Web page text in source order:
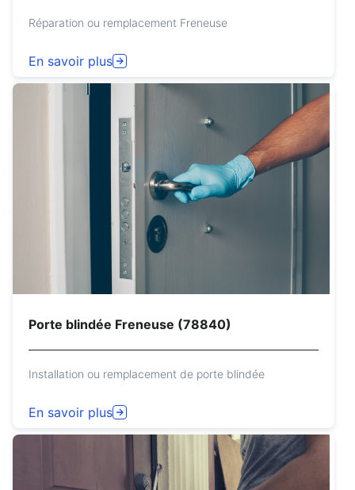
Réparation ou remplacement Freneuse
En savoir plus
Porte blindée Freneuse (78840)
Installation ou remplacement de porte blindée
En savoir plus